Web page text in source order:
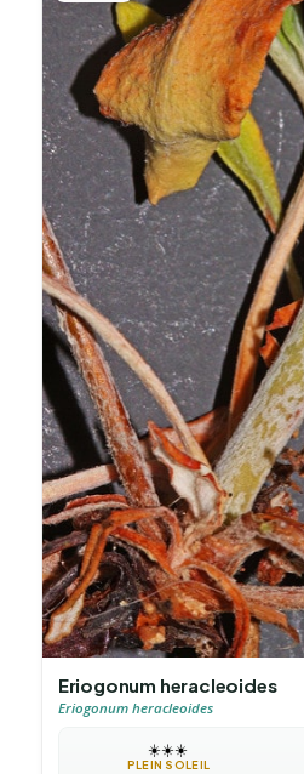
Eriogonum heracleoides
Eriogonum heracleoides
☀️☀️☀️
PLEIN SOLEIL